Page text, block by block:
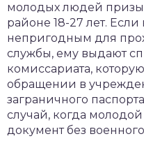
молодых людей
районе 18-27 лет.
непригодным для
службы, ему выдают
комиссариата,
обращении в
заграничного
случай, когда
документ без